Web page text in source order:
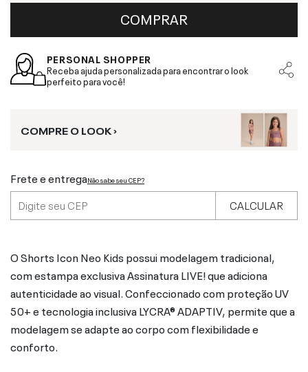
COMPRAR
PERSONAL SHOPPER
Receba ajuda personalizada para encontrar o look
perfeito para você!
COMPRE O LOOK ›
Frete e entregaNão sabe seu CEP?
CALCULAR
O Shorts Icon Neo Kids possui modelagem tradicional,
com estampa exclusiva Assinatura LIVE! que adiciona
autenticidade ao visual. Confeccionado com proteção UV
50+ e tecnologia inclusiva LYCRA® ADAPTIV, permite que a
modelagem se adapte ao corpo com flexibilidade e
conforto.